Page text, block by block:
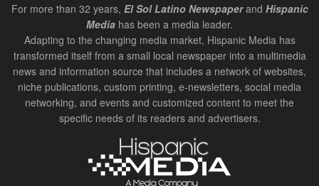
For more than 32 years, El Sol Latino Newspaperand Hispanic
Media has been a media leader.
Adapting to the changing media market, Hispanic Media has
transformed itself from a small local newspaper into a multimedia
news and information source that includes a network of websites,
niche publications, custom printing, e-newsletters, social media
networking, and events and customized content to meet the
specific needs of its readers and advertisers.